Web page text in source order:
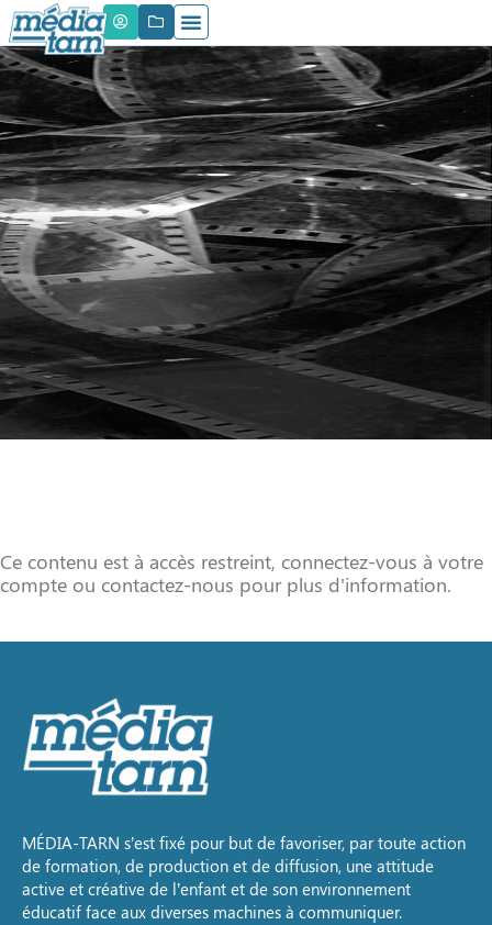
Ce contenu est à accès restreint, connectez-vous à votre
compte ou contactez-nous pour plus d'information.
MÉDIA-TARN s’est fixé pour but de favoriser, par toute action
de formation, de production et de diffusion, une attitude
active et créative de l’enfant et de son environnement
éducatif face aux diverses machines à communiquer.